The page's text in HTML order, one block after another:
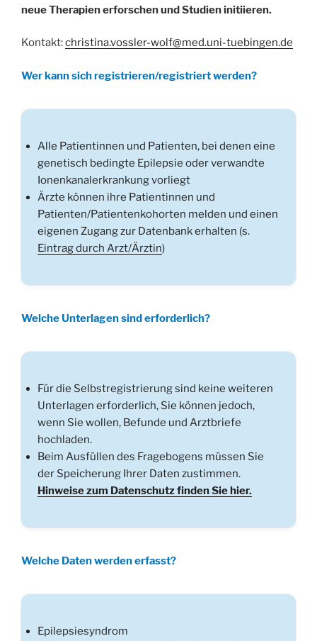
neue Therapien erforschen und Studien initiieren.
Kontakt:christina.vossler-wolf@med.uni-tuebingen.de
Wer kann sich registrieren/registriert werden?
Alle Patientinnen und Patienten, bei denen eine
genetisch bedingte Epilepsie oder verwandte
Ionenkanalerkrankung vorliegt
Ärzte können ihre Patientinnen und
Patienten/Patientenkohorten melden und einen
eigenen Zugang zur Datenbank erhalten (s.
Eintrag durch Arzt/Ärztin)
Welche Unterlagen sind erforderlich?
Für die Selbstregistrierung sind keine weiteren
Unterlagen erforderlich, Sie können jedoch,
wenn Sie wollen, Befunde und Arztbriefe
hochladen.
Beim Ausfüllen des Fragebogens müssen Sie
der Speicherung Ihrer Daten zustimmen.
Hinweise zum Datenschutz finden Sie hier.
Welche Daten werden erfasst?
Epilepsiesyndrom